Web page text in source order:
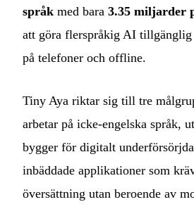
språk med bara 3.35 miljarder
att göra flerspråkig AI
på telefoner och offline.
Tiny Aya riktar sig till tre
arbetar på icke-engelska språk,
bygger för digitalt
inbäddade applikationer som
översättning utan beroende av